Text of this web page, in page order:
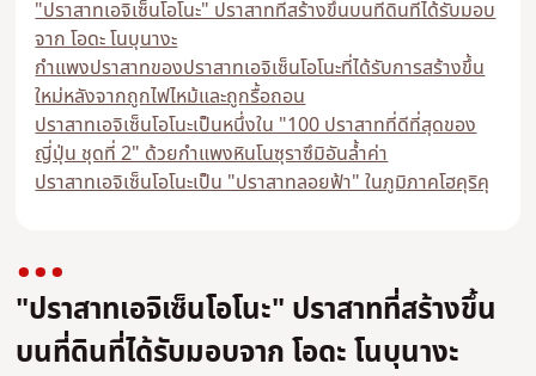
"ปราสาทเอจิเซ็นโอโนะ" ปราสาทที่สร้างขึ้นบนที่ดินที่ได้รับมอบ
จาก โอดะ โนบุนางะ
กำแพงปราสาทของปราสาทเอจิเซ็นโอโนะที่ได้รับการสร้างขึ้น
ใหม่หลังจากถูกไฟไหม้และถูกรื้อถอน
ปราสาทเอจิเซ็นโอโนะเป็นหนึ่งใน "100 ปราสาทที่ดีที่สุดของ
ญี่ปุ่น ชุดที่ 2" ด้วยกำแพงหินโนซุราซึมิอันล้ำค่า
ปราสาทเอจิเซ็นโอโนะเป็น "ปราสาทลอยฟ้า" ในภูมิภาคโฮคุริคุ
"ปราสาทเอจิเซ็นโอโนะ" ปราสาทที่สร้างขึ้น
บนที่ดินที่ได้รับมอบจาก โอดะ โนบุนางะ